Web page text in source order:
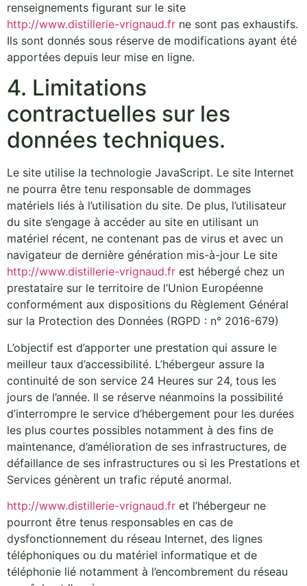
renseignements figurant sur le site
http://www.distillerie-vrignaud.fr ne sont pas exhaustifs.
Ils sont donnés sous réserve de modifications ayant été
apportées depuis leur mise en ligne.
4. Limitations
contractuelles sur les
données techniques.
Le site utilise la technologie JavaScript. Le site Internet
ne pourra être tenu responsable de dommages
matériels liés à l’utilisation du site. De plus, l’utilisateur
du site s’engage à accéder au site en utilisant un
matériel récent, ne contenant pas de virus et avec un
navigateur de dernière génération mis-à-jour Le site
http://www.distillerie-vrignaud.fr est hébergé chez un
prestataire sur le territoire de l’Union Européenne
conformément aux dispositions du Règlement Général
sur la Protection des Données (RGPD : n° 2016-679)
L’objectif est d’apporter une prestation qui assure le
meilleur taux d’accessibilité. L’hébergeur assure la
continuité de son service 24 Heures sur 24, tous les
jours de l’année. Il se réserve néanmoins la possibilité
d’interrompre le service d’hébergement pour les durées
les plus courtes possibles notamment à des fins de
maintenance, d’amélioration de ses infrastructures, de
défaillance de ses infrastructures ou si les Prestations et
Services génèrent un trafic réputé anormal.
http://www.distillerie-vrignaud.fr et l’hébergeur ne
pourront être tenus responsables en cas de
dysfonctionnement du réseau Internet, des lignes
téléphoniques ou du matériel informatique et de
téléphonie lié notamment à l’encombrement du réseau